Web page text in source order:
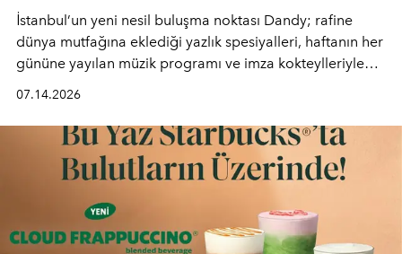
İstanbul’un yeni nesil buluşma noktası Dandy; rafine
dünya mutfağına eklediği yazlık spesiyalleri, haftanın her
gününe yayılan müzik programı ve imza kokteylleriyle
lüks" anlayışıyla buluşturan mekan; gurme lezzetleri, iyi
müziği ve açık havadaki özel puro alanını tek bir çatı
altında sunuyor.
07.14.2026